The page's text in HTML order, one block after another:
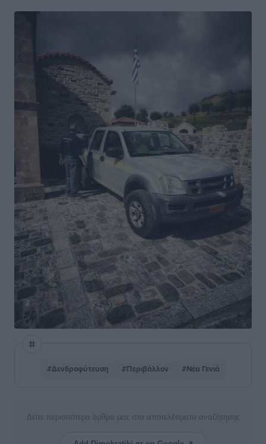
#Δενδροφύτευση #Περιβάλλον #Νέα Γενιά
Δείτε περισσότερα άρθρα μας στα αποτελέσματα αναζήτησης